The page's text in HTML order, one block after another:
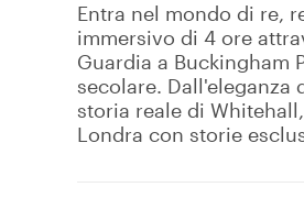
Entra nel mondo di re,
immersivo di 4 ore
Guardia a Buckingham
secolare. Dall'eleganza
storia reale di
Londra con storie